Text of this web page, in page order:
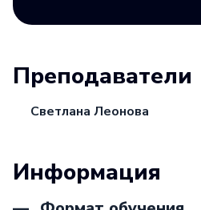
Преподаватели
Светлана Леонова
Информация